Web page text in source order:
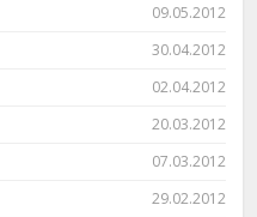
09.05.2012
30.04.2012
02.04.2012
20.03.2012
07.03.2012
29.02.2012